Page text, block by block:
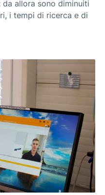
allora sono diminuiti
i tempi di ricerca e di